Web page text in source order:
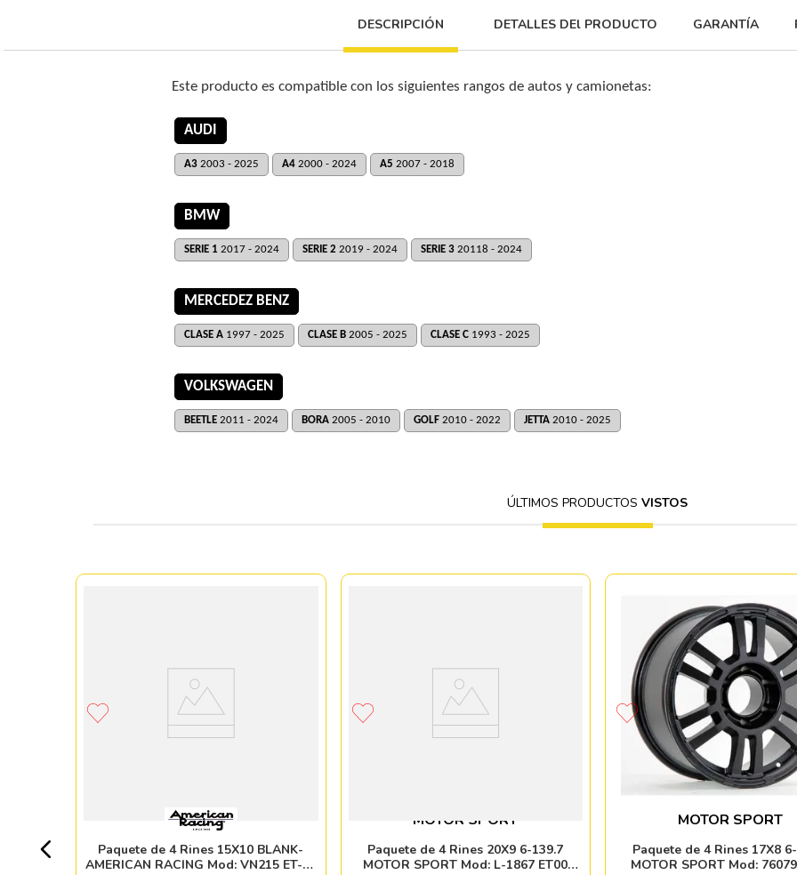
DESCRIPCIÓN DETALLES DEl PRODUCTO GARANTÍA
Este producto es compatible con los siguientes rangos de autos y camionetas:
AUDI
A3 2003 - 2025 A4 2000 - 2024 A5 2007 - 2018
BMW
SERIE 1 2017 - 2024 SERIE 2 2019 - 2024 SERIE 3 20118 - 2024
MERCEDEZ BENZ
CLASE A 1997 - 2025 CLASE B 2005 - 2025 CLASE C 1993 - 2025
VOLKSWAGEN
BEETLE 2011 - 2024 BORA 2005 - 2010 GOLF 2010 - 2022 JETTA 2010 - 2025
ÚLTIMOS PRODUCTOSVISTOS
Paquete de 4 Rines 15X10 BLANK-
AMERICAN RACING Mod: VN215 ET-44
MOTOR SPORT
Paquete de 4 Rines 20X9 6-139.7
MOTOR SPORT Mod: L-1867 ET00
MOTOR SPORT
Paquete de 4 Rines 17X8
MOTOR SPORT Mod: